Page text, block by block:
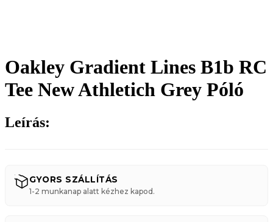
Oakley Gradient Lines B1b RC
Tee New Athletich Grey Póló
Leírás:
GYORS SZÁLLÍTÁS
1-2 munkanap alatt kézhez kapod.